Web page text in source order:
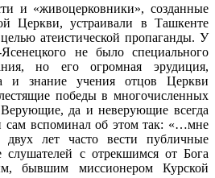
и «живоцерковники», созданные
Церкви, устраивали в Ташкенте
атеистической пропаганды. У
не было специального
но его огромная эрудиция,
и знание учения отцов Церкви
победы в многочисленных
да и неверующие всегда
сам вспоминал об этом так: «…мне
двух лет часто вести публичные
с отрекшимся от Бога
бывшим миссионером Курской